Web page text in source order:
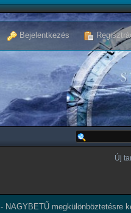
Bejelentkezés
Új
NAGYBETŰ megkülönböztetésre